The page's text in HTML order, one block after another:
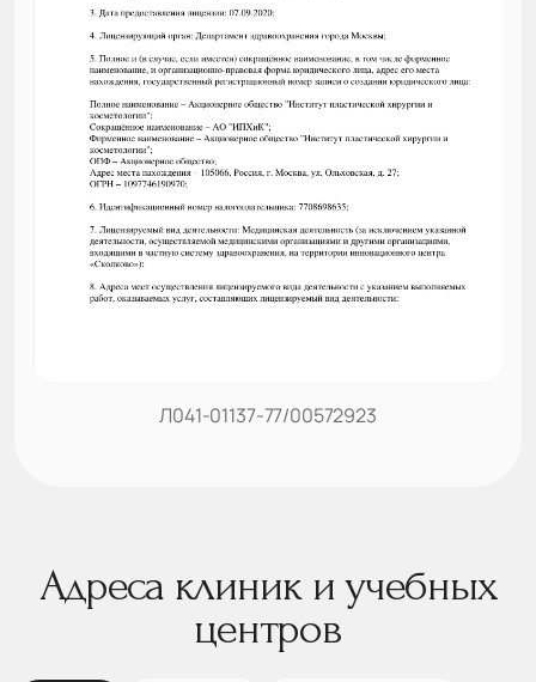
Л041-01137-77/00572923
Адреса клиник и учебных
центров